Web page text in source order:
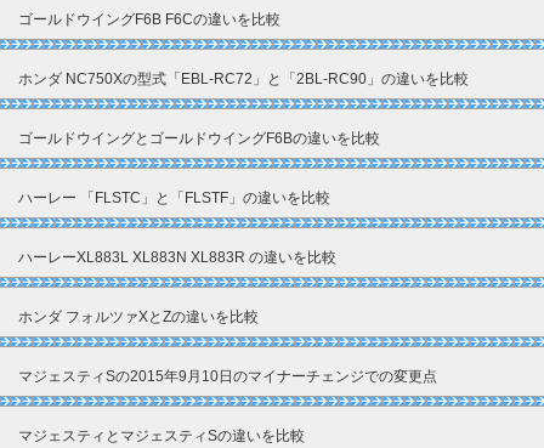
ゴールドウイングF6B F6Cの違いを比較
ホンダ NC750Xの型式「EBL-RC72」と「2BL-RC90」の違いを比較
ゴールドウイングとゴールドウイングF6Bの違いを比較
ハーレー 「FLSTC」と「FLSTF」の違いを比較
ハーレーXL883L XL883N XL883R の違いを比較
ホンダ フォルツァXとZの違いを比較
マジェスティSの2015年9月10日のマイナーチェンジでの変更点
マジェスティとマジェスティSの違いを比較